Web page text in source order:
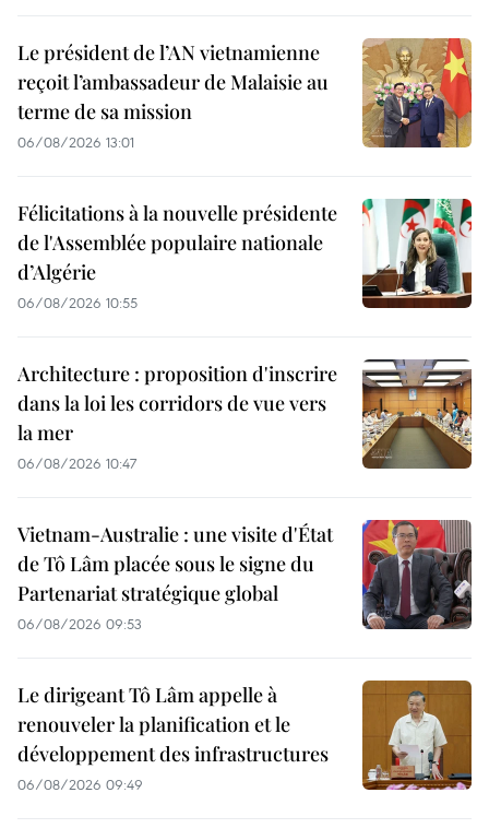
Le président de l’AN vietnamienne
reçoit l’ambassadeur de Malaisie au
terme de sa mission
06/08/2026 13:01
Félicitations à la nouvelle présidente
de l'Assemblée populaire nationale
d’Algérie
06/08/2026 10:55
Architecture : proposition d'inscrire
dans la loi les corridors de vue vers
la mer
06/08/2026 10:47
Vietnam-Australie : une visite d'État
de Tô Lâm placée sous le signe du
Partenariat stratégique global
06/08/2026 09:53
Le dirigeant Tô Lâm appelle à
renouveler la planification et le
développement des infrastructures
06/08/2026 09:49